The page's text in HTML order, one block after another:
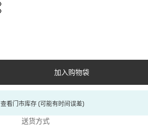
加入购物袋
查看门市库存 (可能有时间误差)
送货方式